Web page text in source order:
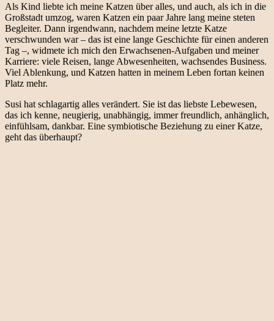
Als Kind liebte ich meine Katzen über alles, und auch, als ich in die
Großstadt umzog, waren Katzen ein paar Jahre lang meine steten
Begleiter. Dann irgendwann, nachdem meine letzte Katze
verschwunden war – das ist eine lange Geschichte für einen anderen
Tag –, widmete ich mich den Erwachsenen-Aufgaben und meiner
Karriere: viele Reisen, lange Abwesenheiten, wachsendes Business.
Viel Ablenkung, und Katzen hatten in meinem Leben fortan keinen
Platz mehr.
Susi hat schlagartig alles verändert. Sie ist das liebste Lebewesen,
das ich kenne, neugierig, unabhängig, immer freundlich, anhänglich,
einfühlsam, dankbar. Eine symbiotische Beziehung zu einer Katze,
geht das überhaupt?